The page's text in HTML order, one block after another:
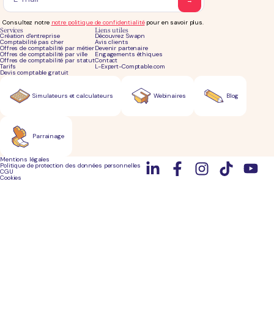
Services
Création d'entreprise
Comptabilité pas cher
Offres de comptabilité par métier
Offres de comptabilité par ville
Offres de comptabilité par statut
Tarifs
Devis comptable gratuit
Liens utiles
Découvrez Swapn
Avis clients
Devenir partenaire
Engagements éthiques
Contact
L-Expert-Comptable.com
Consultez notre notre politique de confidentialitépour en savoir plus.
Simulateurs et calculateurs Blog
Parrainage
Webinaires
Mentions légales
Politique de protection des données personnelles
CGU
Cookies